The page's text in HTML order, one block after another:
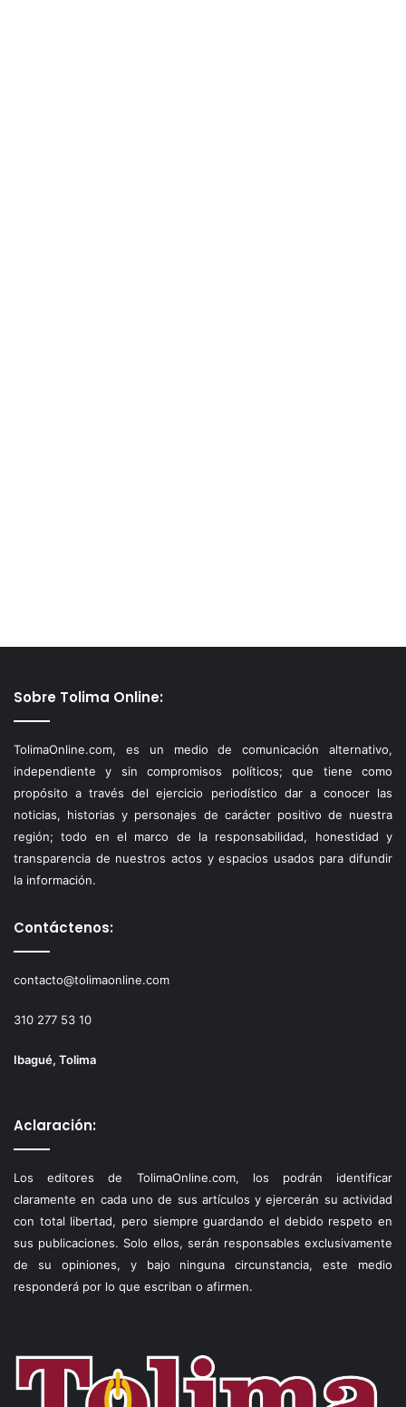
Sobre Tolima Online:
TolimaOnline.com, es un medio de comunicación alternativo,
independiente y sin compromisos políticos; que tiene como
propósito a través del ejercicio periodístico dar a conocer las
noticias, historias y personajes de carácter positivo de nuestra
región; todo en el marco de la responsabilidad, honestidad y
transparencia de nuestros actos y espacios usados para difundir
la información.
Contáctenos:
contacto@tolimaonline.com
310 277 53 10
Ibagué, Tolima
Aclaración:
Los editores de TolimaOnline.com, los podrán identificar
claramente en cada uno de sus artículos y ejercerán su actividad
con total libertad, pero siempre guardando el debido respeto en
sus publicaciones. Solo ellos, serán responsables exclusivamente
de su opiniones, y bajo ninguna circunstancia, este medio
responderá por lo que escriban o afirmen.